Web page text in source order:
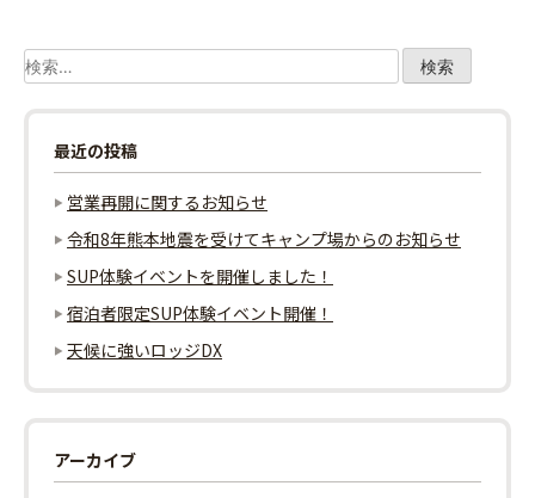
ビ
ゲ
ー
シ
ョ
ン
検
索:
最近の投稿
営業再開に関するお知らせ
令和8年熊本地震を受けてキャンプ場からのお知らせ
SUP体験イベントを開催しました！
宿泊者限定SUP体験イベント開催！
天候に強いロッジDX
アーカイブ